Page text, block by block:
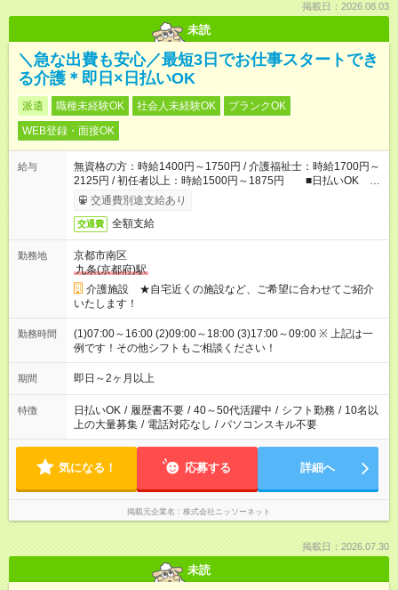
掲載日：2026.08.03
未読
＼急な出費も安心／最短3日でお仕事スタートでき
る介護＊即日×日払いOK
派遣 職種未経験OK 社会人未経験OK
ブランクOK
WEB登録・面接OK
給与
無資格の方：時給1400円～1750円 / 介護福祉士：時給1700円～
2125円 / 初任者以上：時給1500円～1875円 ■日払いOK ■
日収例：1万1200円（時給1400円×8h）
交通費別途支給あり
交通費 全額支給
勤務地
京都市南区
九条(京都府)駅
介護施設 ★自宅近くの施設など、ご希望に合わせてご紹介
いたします！
勤務時間
(1)07:00～16:00 (2)09:00～18:00 (3)17:00～09:00 ※ 上記は一
例です！その他シフトもご相談ください！
期間 即日～2ヶ月以上
特徴 日払いOK / 履歴書不要 / 40～50代活躍中 / シフト勤務 / 10名以
上の大量募集 / 電話対応なし / パソコンスキル不要
気になる！ 応募する 詳細へ
掲載元企業名 株式会社ニッソーネット
掲載日：2026.07.30
未読